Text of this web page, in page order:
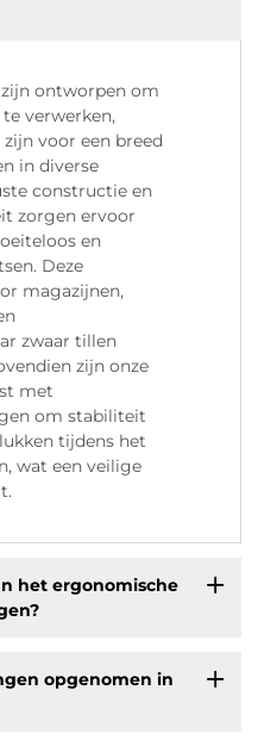
ontworpen om
verwerken,
voor een breed
in diverse
constructie en
zorgen ervoor
en
Deze
magazijnen,
zwaar tillen
zijn onze
met
om stabiliteit
tijdens het
wat een veilige
het ergonomische
opgenomen in